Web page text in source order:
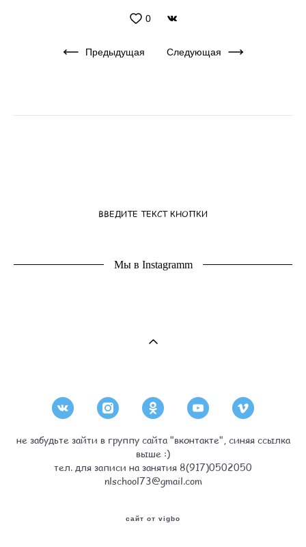
0
Предыдущая Следующая
ВВЕДИТЕ ТЕКСТ КНОПКИ
Мы в Instagramm
не забудьте зайти в группу сайта "вконтакте", синяя ссылка
выше :)
тел. для записи на занятия 8(917)0502050
nlschool73@gmail.com
сайт от vigbo